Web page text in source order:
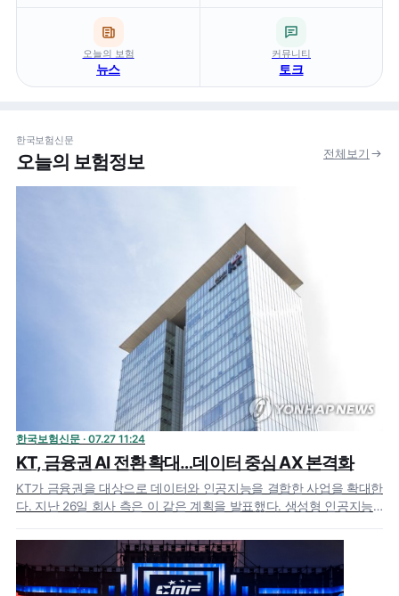
오늘의 보험
뉴스
커뮤니티
토크
한국보험신문
오늘의 보험정보 전체보기
한국보험신문 · 07.27 11:24
KT, 금융권 AI 전환 확대…데이터 중심 AX 본격화
KT가 금융권을 대상으로 데이터와 인공지능을 결합한 사업을 확대한
다. 지난 26일 회사 측은 이 같은 계획을 발표했다. 생성형 인공지능